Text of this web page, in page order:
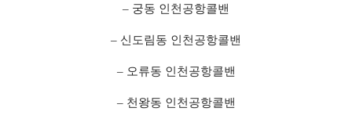
– 궁동 인천공항콜밴
– 신도림동 인천공항콜밴
– 오류동 인천공항콜밴
– 천왕동 인천공항콜밴